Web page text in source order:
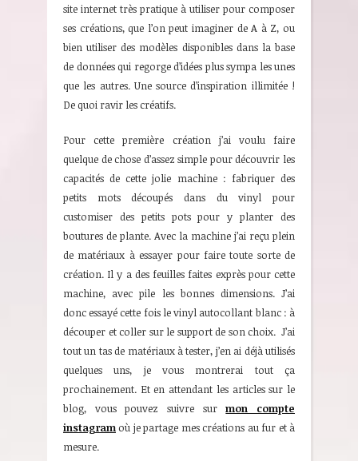
site internet très pratique à utiliser pour composer
ses créations, que l’on peut imaginer de A à Z, ou
bien utiliser des modèles disponibles dans la base
de données qui regorge d’idées plus sympa les unes
que les autres. Une source d’inspiration illimitée !
De quoi ravir les créatifs.
Pour cette première création j’ai voulu faire
quelque de chose d’assez simple pour découvrir les
capacités de cette jolie machine : fabriquer des
petits mots découpés dans du vinyl pour
customiser des petits pots pour y planter des
boutures de plante. Avec la machine j’ai reçu plein
de matériaux à essayer pour faire toute sorte de
création. Il y a des feuilles faites exprès pour cette
machine, avec pile les bonnes dimensions. J’ai
donc essayé cette fois le vinyl autocollant blanc : à
découper et coller sur le support de son choix. J’ai
tout un tas de matériaux à tester, j’en ai déjà utilisés
quelques uns, je vous montrerai tout ça
prochainement. Et en attendant les articles sur le
blog, vous pouvez suivre surmon compte
instagramoù je partage mes créations au fur et à
mesure.